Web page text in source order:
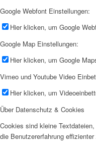
Google Webfont Einstellungen:
Hier klicken, um Google
Google Map Einstellungen:
Hier klicken, um Google
Vimeo und Youtube Video
Hier klicken, um
Über Datenschutz & Cookies
Cookies sind kleine
die Benutzererfahrung